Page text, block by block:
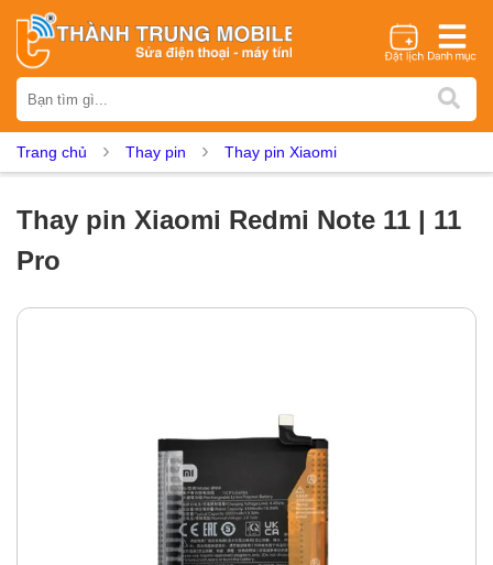
iPhone Samsung Oppo Xiaomi Realme Vivo
Vsmart Nokia
Thay loa Thay kính lưng Thay vỏ Thay chân sạc
Màn hình Samsung
Màn hình Xiaomi Màn hình Realme
Màn hình Vsmart Màn hình Google Pixel
Thay pin
Trang chủ Thay pin Thay pin Xiaomi
Thay pin Xiaomi Redmi Note 11 | 11
Pro